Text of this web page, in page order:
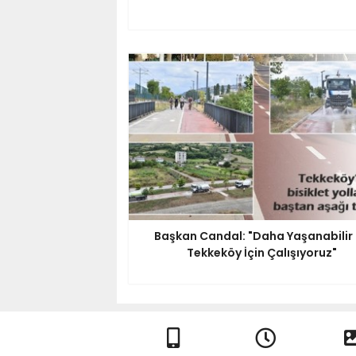
Başkan Candal: "Daha Yaşanabilir
Tekkeköy İçin Çalışıyoruz"